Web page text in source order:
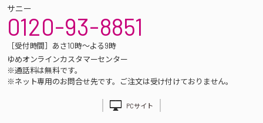
サニー
0120-93-8851
［受付時間］あさ10時～よる9時
ゆめオンラインカスタマーセンター
※通話料は無料です。
※ネット専用のお問合せ先です。ご注文は受け付けておりません。
PCサイト